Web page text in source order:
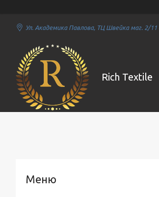
Ул. Академика Павлова, ТЦ Швейка маг. 2/11
Rich Textile